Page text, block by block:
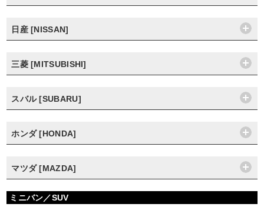
日産 [NISSAN]
三菱 [MITSUBISHI]
スバル [SUBARU]
ホンダ [HONDA]
マツダ [MAZDA]
ミニバン／SUV